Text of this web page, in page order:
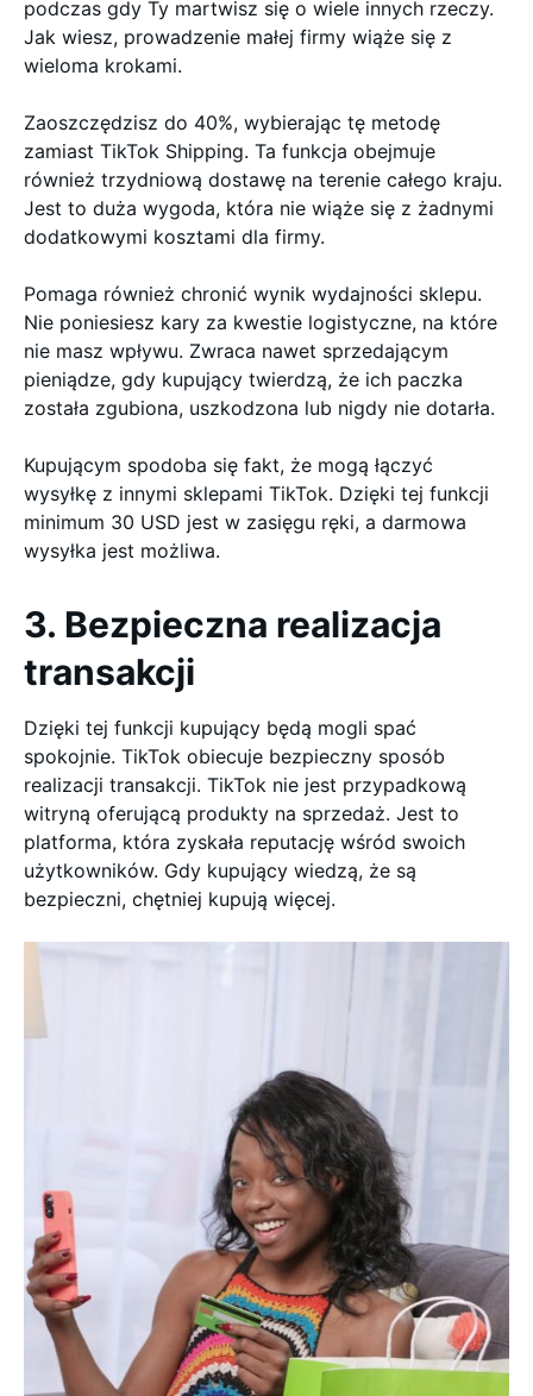
podczas gdy Ty martwisz się o wiele innych rzeczy.
Jak wiesz, prowadzenie małej firmy wiąże się z
wieloma krokami.
Zaoszczędzisz do 40%, wybierając tę metodę
zamiast TikTok Shipping. Ta funkcja obejmuje
również trzydniową dostawę na terenie całego kraju.
Jest to duża wygoda, która nie wiąże się z żadnymi
dodatkowymi kosztami dla firmy.
Pomaga również chronić wynik wydajności sklepu.
Nie poniesiesz kary za kwestie logistyczne, na które
nie masz wpływu. Zwraca nawet sprzedającym
pieniądze, gdy kupujący twierdzą, że ich paczka
została zgubiona, uszkodzona lub nigdy nie dotarła.
Kupującym spodoba się fakt, że mogą łączyć
wysyłkę z innymi sklepami TikTok. Dzięki tej funkcji
minimum 30 USD jest w zasięgu ręki, a darmowa
wysyłka jest możliwa.
3. Bezpieczna realizacja
transakcji
Dzięki tej funkcji kupujący będą mogli spać
spokojnie. TikTok obiecuje bezpieczny sposób
realizacji transakcji. TikTok nie jest przypadkową
witryną oferującą produkty na sprzedaż. Jest to
platforma, która zyskała reputację wśród swoich
użytkowników. Gdy kupujący wiedzą, że są
bezpieczni, chętniej kupują więcej.